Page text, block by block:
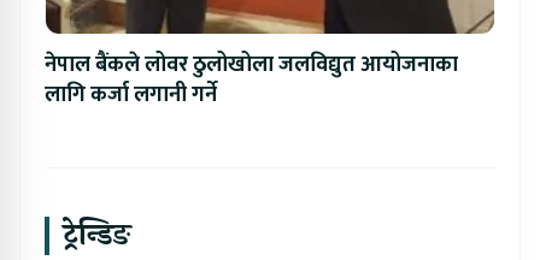
नेपाल बैंकले लोवर ठुलोखोला जलविद्युत आयोजनाका
लागि कर्जा लगानी गर्ने
ट्रेन्डिङ